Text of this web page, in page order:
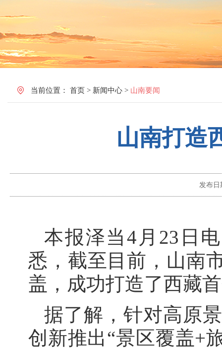
当前位置： 首页 > 新闻中心 > 山南要闻
山南打造
发布日
本报泽当4月23日
悉，截至目前，山南
盖，成功打造了西藏
据了解，针对高原
创新推出“景区覆盖+